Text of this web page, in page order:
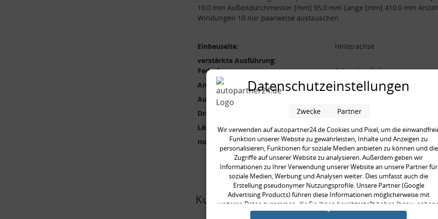
10,0 mm Außendurchmesser [mm] 95,0 mm Länge [mm] 410,0 mm
Windungen 10 nur paarweise austauschen
Einbauseite:
Hinterachse
verstärkte Ausführung:
Federform:
Schraubenfeder
Anzahl der Windungen:
10
Außendurchmesser [mm]:
Drahtdurchmesser [mm]:
10,0 mm
Länge [mm]:
410,0 mm
nur paarweise austauschen:
Kunden kauften auch
Datenschutzeinstellungen
Wir verwenden auf autopartner24.de Cookies und Pixel, um die
Funktion unserer Website zu gewährleisten, Inhalte und Anzeigen zu
personalisieren, Funktionen für soziale Medien anbieten zu können und die
Zugriffe auf unserer Website zu analysieren. Außerdem geben wir
Informationen zu Ihrer Verwendung unserer Website an unsere Partner für
soziale Medien, Werbung und Analysen weiter. Dies umfasst auch die
Erstellung pseudonymer Nutzungsprofile. Unsere Partner (Google
Advertising Products) führen diese Informationen möglicherweise mit
weiteren Daten zusammen, die Sie ihnen bereitgestellt haben (bspw.
eines persönlichen Accounts) oder welche sie im Rahmen Ihrer Nutzung der
Zwecke Partner